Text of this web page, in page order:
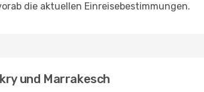
die aktuellen Einreisebestimmungen.
und Marrakesch